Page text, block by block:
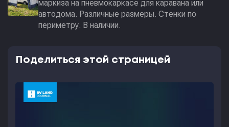
маркиза на пневмокаркасе для каравана или
автодома. Различные размеры. Стенки по
периметру. В наличии.
Поделиться этой страницей